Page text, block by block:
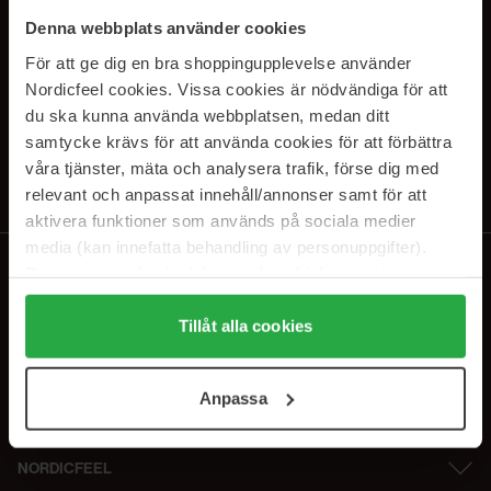
Denna webbplats använder cookies
För att ge dig en bra shoppingupplevelse använder
Nordicfeel cookies. Vissa cookies är nödvändiga för att
du ska kunna använda webbplatsen, medan ditt
samtycke krävs för att använda cookies för att förbättra
våra tjänster, mäta och analysera trafik, förse dig med
relevant och anpassat innehåll/annonser samt för att
aktivera funktioner som används på sociala medier
media (kan innefatta behandling av personuppgifter).
Genom att trycka på "Tillåt alla cookies" accepterar du
alla cookies, medan du under "Detaljer" kan anpassa
användningen av cookies. Du kan när som helst återkalla
samt vår Integritetspolicy.
Tillåt alla cookies
Anpassa
SUBSCRIBE TO OUR
NEWSLETTER
E-postadresse
Ved å abonnere godtar du vårpersonvernerklæring. Du kan melde deg
NORDICFEEL